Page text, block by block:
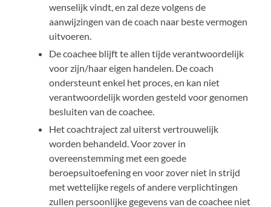
wenselijk vindt, en zal deze volgens de
aanwijzingen van de coach naar beste vermogen
uitvoeren.
De coachee blijft te allen tijde verantwoordelijk
voor zijn/haar eigen handelen. De coach
ondersteunt enkel het proces, en kan niet
verantwoordelijk worden gesteld voor genomen
besluiten van de coachee.
Het coachtraject zal uiterst vertrouwelijk
worden behandeld. Voor zover in
overeenstemming met een goede
beroepsuitoefening en voor zover niet in strijd
met wettelijke regels of andere verplichtingen
zullen persoonlijke gegevens van de coachee niet